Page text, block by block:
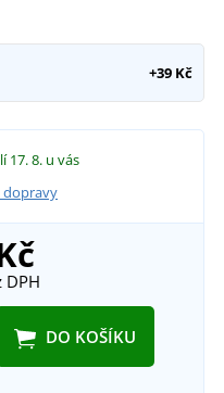
+39 Kč
17. 8. u vás
dopravy
DPH
DO KOŠÍKU